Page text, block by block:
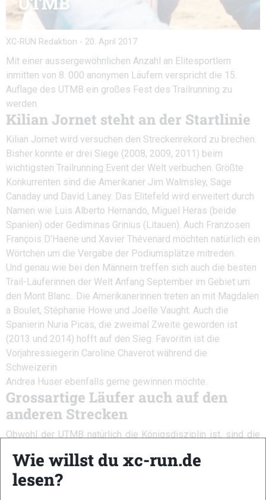
XC-RUN Redaktion - 20. April 2017
Mit einer aussergewöhnlichen Anzahl an Elitesportlern
inmitten von 8. 000 anonymen Läufern verspricht die 15.
Auflage des UTMB ein großes Fest des Trailrunning zu
werden.
Kilian Jornet steht an der Startlinie
Kilian Jornet wird versuchen den Streckenrekord zu brechen.
Bisher konnte er drei Siege (2008, 2009, 2011) beim
wichtigsten Trailrunning Event der Welt verbuchen. Größte
Konkurrenten sind die Amerikaner Jim Walmsley, Sage
Canaday und David Laney. Das Elitefeld wird erweitert durch
Namen wie Luis Alberto Hernando, Miguel Heras (beide
Spanien) oder Gediminas Grinius (Litauen). Auch Franzosen
François D’Haene und Xavier Thévenard möchten natürlich ein
Wörtchen um die Vergabe der Podiumsplätze mitreden.
Und genau wie bei den Männern treffen sich auch die besten
Trail-Läuferinnen der Welt Anfang September im Gebiet um
den Mont Blanc.. Die Amerikanerinnen treten an mit Magdalen
a Boulet, Stéphanie Howe und Joelle Vaught. Auch die
Spanierin Nuria Picas, die zweimal Zweite geworden ist
(2013 und 2014) hofft auf den Sieg. Favoritin ist die
Vorjahressiegerin Caroline Chaverot während die
Schweizerin
Andrea Huser ebenfalls gerne gewinnen möchte.
Grossartige Läufer auch auf den
anderen Strecken
Obwohl der UTMB natürlich die Königsdisziplin ist, sind die
entsprechend starl besetzt: Hier werden sich Jason Schlarb
(USA), der Franzose Michel Lanne, der Italiener Fulvi Dapit
Wie willst du xc-run.de
lesen?